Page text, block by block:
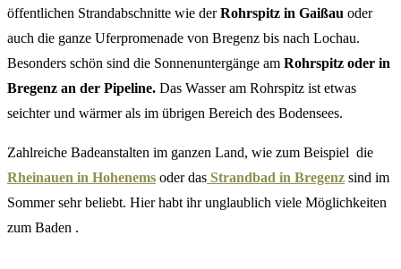
öffentlichen Strandabschnitte wie derRohrspitz in Gaißau oder
auch die ganze Uferpromenade von Bregenz bis nach Lochau.
Besonders schön sind die Sonnenuntergänge am Rohrspitz oder in
Bregenz an der Pipeline. Das Wasser am Rohrspitz ist etwas
seichter und wärmer als im übrigen Bereich des Bodensees.
Zahlreiche Badeanstalten im ganzen Land, wie zum Beispiel die
Rheinauen in Hohenems oder das Strandbad in Bregenz sind im
Sommer sehr beliebt. Hier habt ihr unglaublich viele Möglichkeiten
zum Baden .